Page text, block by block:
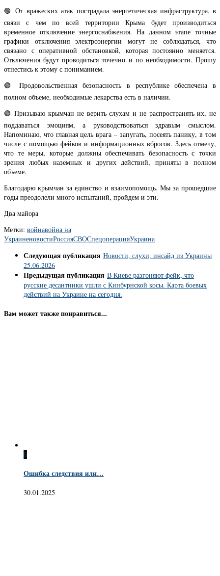
🟢 От вражеских атак пострадала энергетическая инфраструктура, в
связи с чем по всей территории Крыма будет производиться
временное отключение энергоснабжения. На данном этапе точные
графики отключения электроэнергии могут не соблюдаться, что
связано с оперативной обстановкой, которая постоянно меняется.
Отключения будут проводиться точечно и по необходимости. Прошу
отнестись к этому с пониманием.
🟢 Продовольственная безопасность в республике обеспечена в
полном объеме, необходимые лекарства есть в наличии.
🟢 Призываю крымчан не верить слухам и не распространять их, не
поддаваться эмоциям, а руководствоваться здравым смыслом.
Напоминаю, что главная цель врага – запугать, посеять панику, в том
числе с помощью фейков и информационных вбросов. Здесь отмечу,
что те меры, которые должны обеспечивать безопасность с точки
зрения любых наземных и других действий, приняты в полном
объеме.
Благодарю крымчан за единство и взаимопомощь. Мы за прошедшие
годы преодолели много испытаний, пройдем и эти.
Два майора
Метки: войнавойна на
УкраиненовостиРоссияСВОСпецоперацияУкраина
Следующая публикация Новости, слухи, инсайд из Украины
25.06.2026
Предыдущая публикация В Киеве разгоняют фейк, что
русские десантники ушли с Кинбурнской косы. Карта боевых
действий на Украине на сегодня.
Вам может также понравиться...
0
Ошибка следствия или…
30.01.2025